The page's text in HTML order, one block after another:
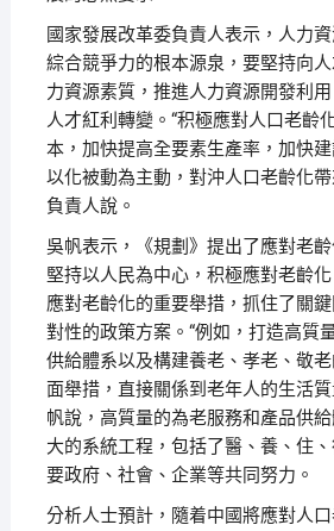
國家發展改革委負責人表示，人力
綜合競爭力的根本源泉，要堅持向
力資源素質，推進人力資源開發利
人才紅利轉變。“积極應對人口老齡
本，加快提高全要素生產率，加快
以化被動為主動，對沖人口老齡化
負責人說。
吳帆表示，《規劃》提出了應對老
堅持以人民為中心，积極應對老齡
應對老齡化的重要舉措，抓住了關
對性的政策方案。“例如，打造高質
供給體系以及構建養老、孝老、敬
面舉措，直接關係到老年人的生活
帆說，高質量的為老服務和產品供
大的系統工程，包括了醫、養、住
要政府、社會、企業等共同努力。
分析人士預計，隨着中國將應對人